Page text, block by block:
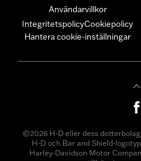
Användarvillkor
IntegritetspolicyCookiepolicy
Hantera cookie-inställningar
©2026 H-D eller dess
H-D och Bar and Shield-
Harley-Davidson Motor